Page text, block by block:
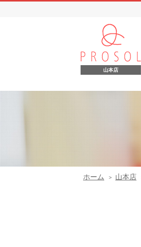
山本店
ホーム 山本店